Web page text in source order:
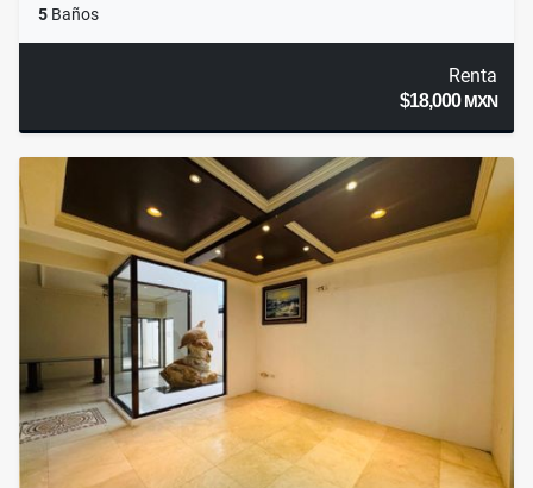
5 Baños
Renta
$18,000MXN